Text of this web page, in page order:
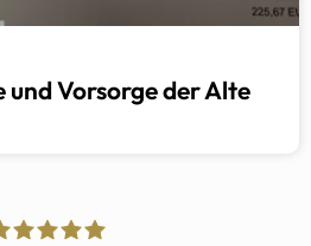
und Vorsorge der Alte